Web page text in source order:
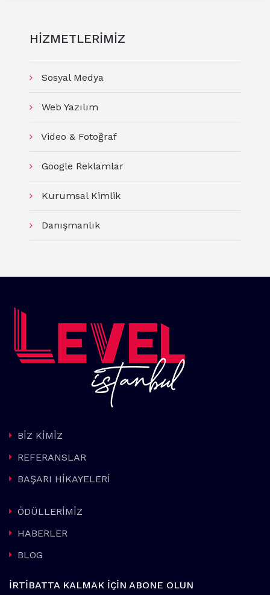
HİZMETLERİMİZ
Sosyal Medya
Web Yazılım
Video & Fotoğraf
Google Reklamlar
Kurumsal Kimlik
Danışmanlık
BİZ KİMİZ
REFERANSLAR
BAŞARI HİKAYELERİ
ÖDÜLLERİMİZ
HABERLER
BLOG
İRTİBATTA KALMAK İÇİN ABONE OLUN